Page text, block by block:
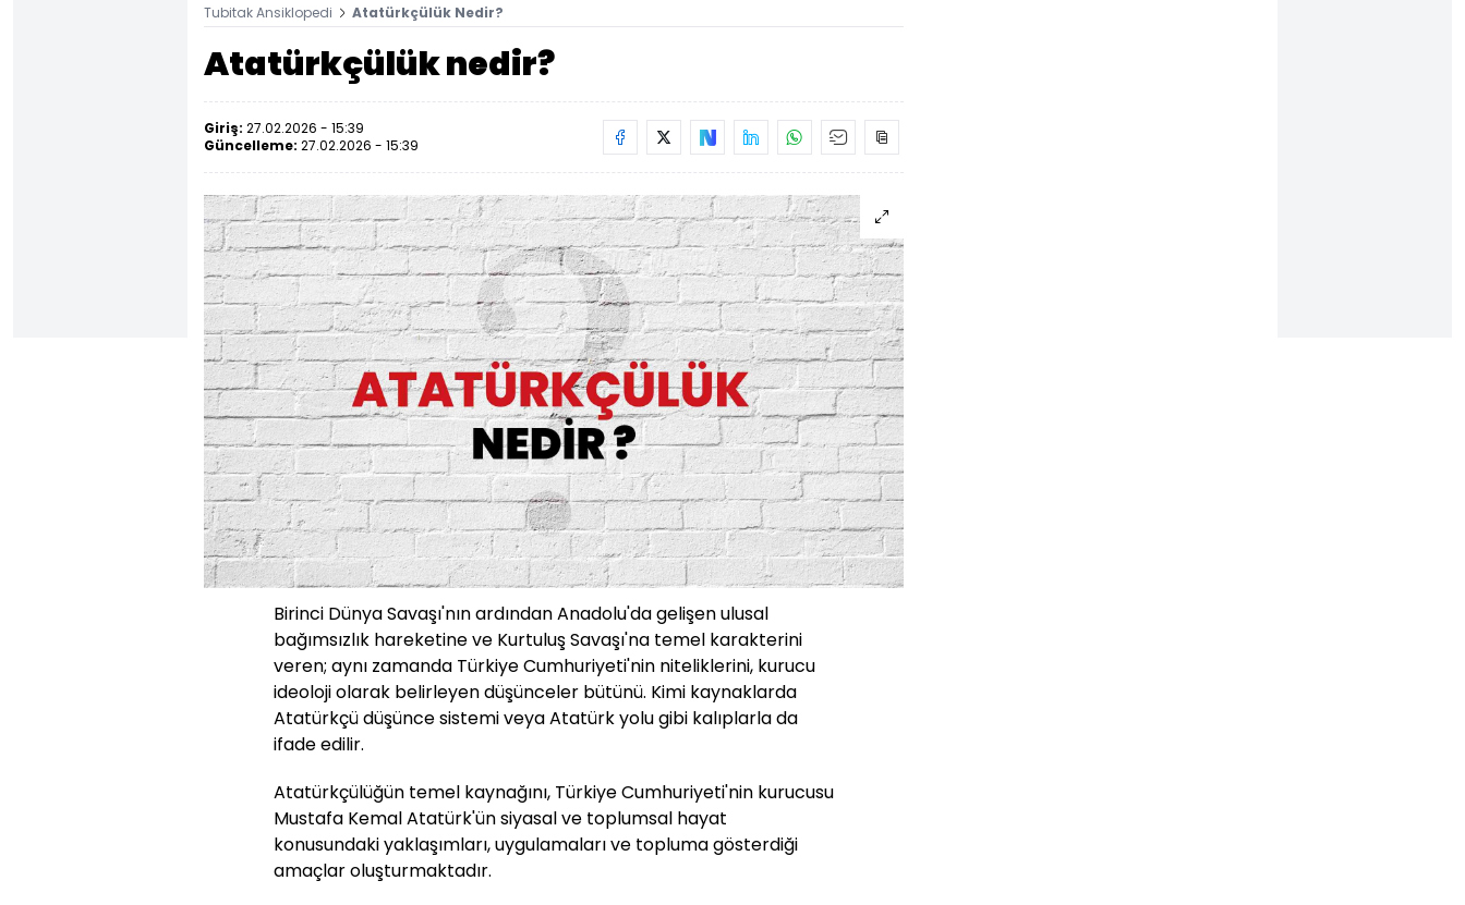
Tubitak Ansiklopedi Atatürkçülük Nedir?
Atatürkçülük nedir?
Giriş: 27.02.2026 - 15:39
Güncelleme: 27.02.2026 - 15:39
Birinci Dünya Savaşı'nın ardından Anadolu'da gelişen ulusal
bağımsızlık hareketine ve Kurtuluş Savaşı'na temel karakterini
veren; aynı zamanda Türkiye Cumhuriyeti'nin niteliklerini, kurucu
ideoloji olarak belirleyen düşünceler bütünü. Kimi kaynaklarda
Atatürkçü düşünce sistemi veya Atatürk yolu gibi kalıplarla da
ifade edilir.
Atatürkçülüğün temel kaynağını, Türkiye Cumhuriyeti'nin kurucusu
Mustafa Kemal Atatürk'ün siyasal ve toplumsal hayat
konusundaki yaklaşımları, uygulamaları ve topluma gösterdiği
amaçlar oluşturmaktadır.